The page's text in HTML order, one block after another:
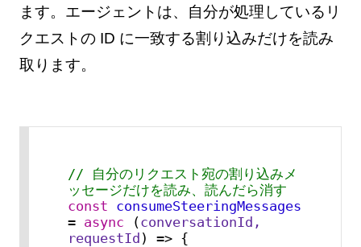
ます。エージェントは、自分が処理しているリ
クエストの ID に一致する割り込みだけを読み
取ります。
// 自分のリクエスト宛の割り込みメ
ッセージだけを読み、読んだら消す
const consumeSteeringMessages
= async (conversationId,
requestId ) => {